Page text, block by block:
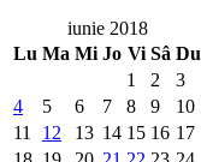
iunie 2018
Lu Ma Mi Jo Vi Sâ Du
1
2
3
4
5 6 7 8 9
10
11
12 13 14 15 16 17